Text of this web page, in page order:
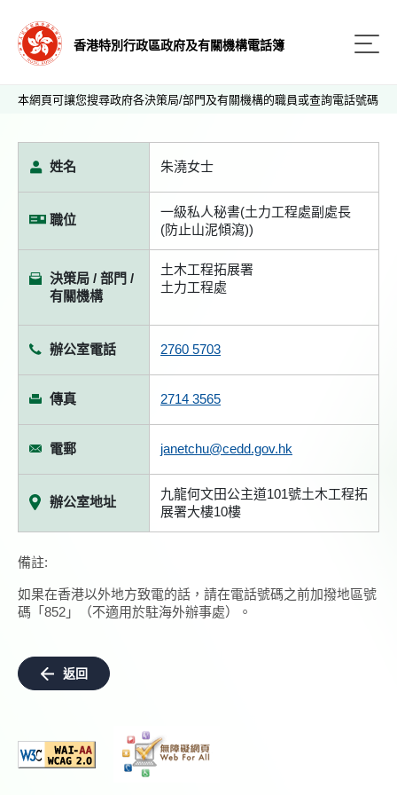
香港特別行政區政府及有關機構電話簿
本網頁可讓您搜尋政府各決策局/部門及有關機構的職員或查詢電話號碼
姓名 朱澆女士
職位
一級私人秘書(土力工程處副處長
(防止山泥傾瀉))
決策局 / 部門 /
有關機構
土木工程拓展署
土力工程處
辦公室電話 2760 5703
傳真 2714 3565
電郵 janetchu@cedd.gov.hk
辦公室地址
九龍何文田公主道101號土木工程拓
展署大樓10樓
備註:
如果在香港以外地方致電的話，請在電話號碼之前加撥地區號
碼「852」（不適用於駐海外辦事處）。
返回